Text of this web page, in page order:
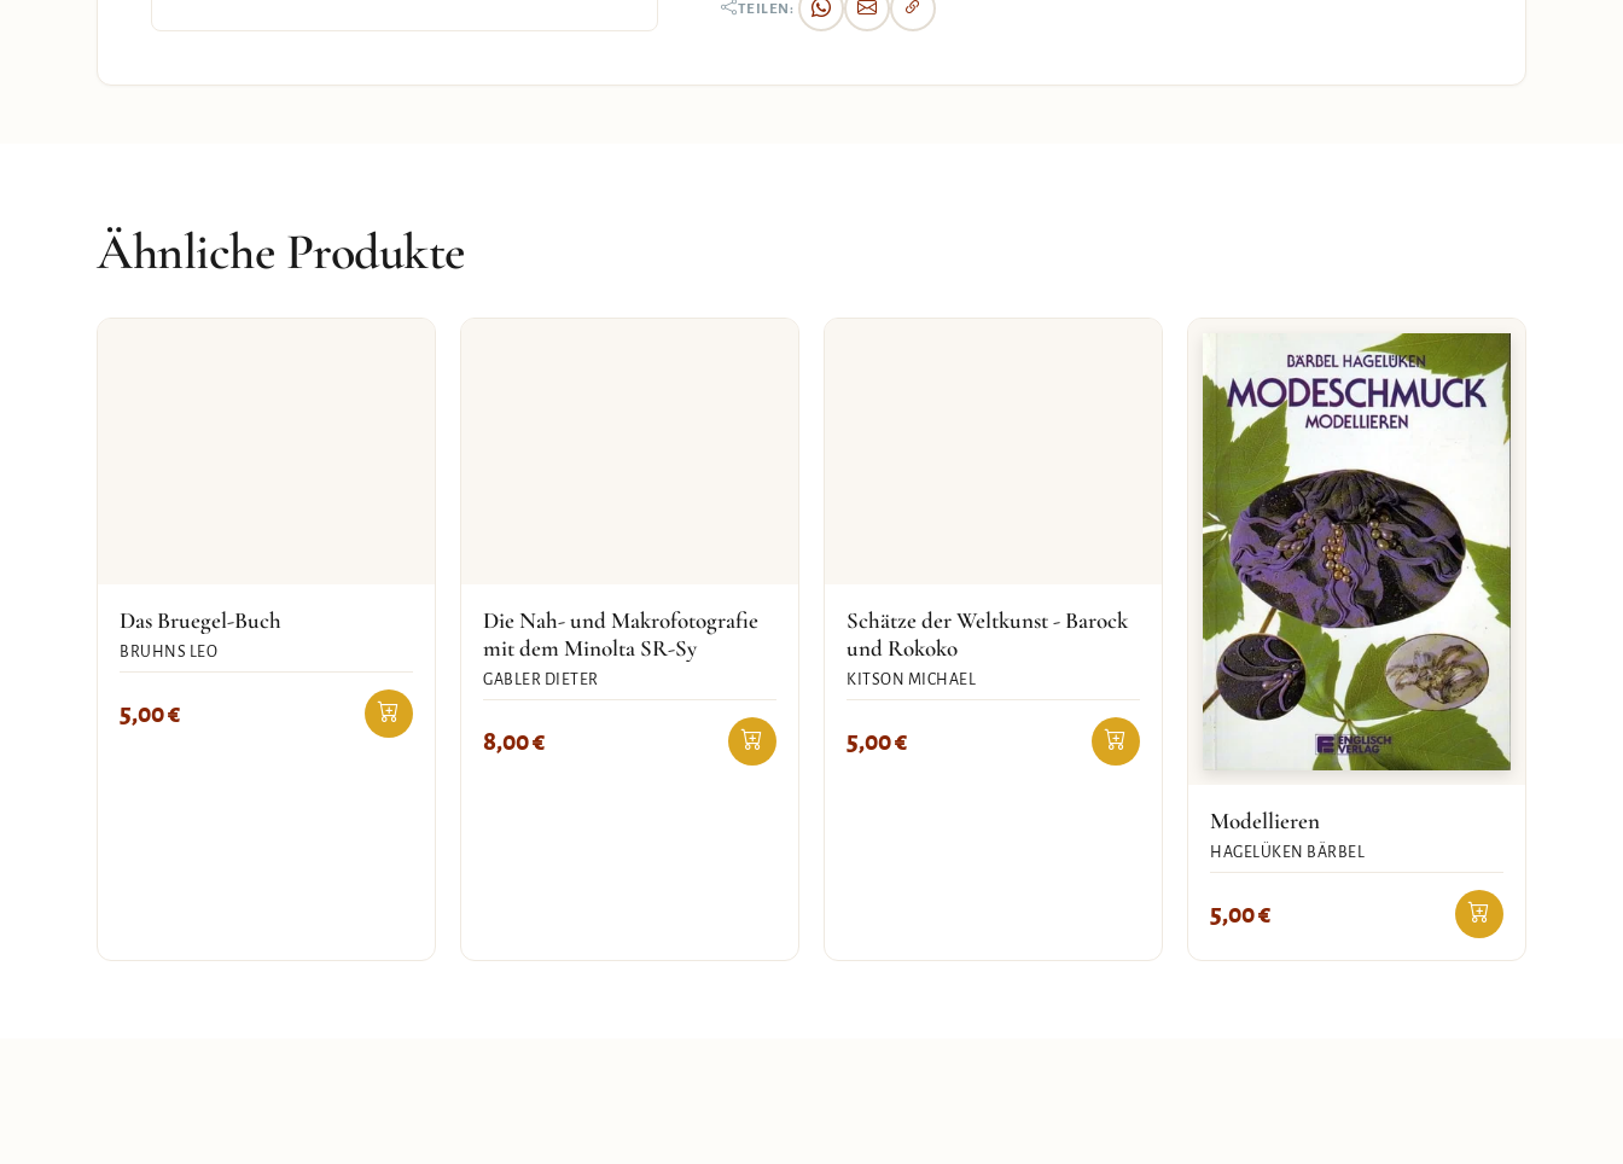
TEILEN:
Ähnliche Produkte
Das Bruegel-Buch
BRUHNS LEO
5,00€
Die Nah- und Makrofotografie
mit dem Minolta SR-Sy
GABLER DIETER
8,00€
Schätze der Weltkunst - Barock
und Rokoko
KITSON MICHAEL
5,00€
Modellieren
HAGELÜKEN BÄRBEL
5,00€